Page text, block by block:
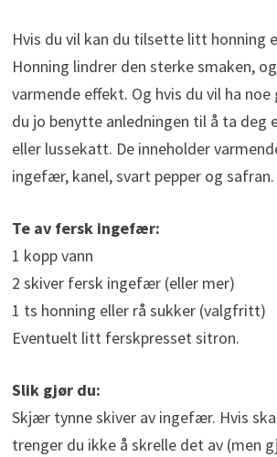
Hvis du vil kan du tilsette litt honning
Honning lindrer den sterke smaken,
varmende effekt. Og hvis du vil ha
du jo benytte anledningen til å ta deg
eller lussekatt. De inneholder
ingefær, kanel, svart pepper og safran.
Te av fersk ingefær:
1 kopp vann
2 skiver fersk ingefær (eller mer)
1 ts honning eller rå sukker (valgfritt)
Eventuelt litt ferskpresset sitron.
Slik gjør du:
Skjær tynne skiver av ingefær. Hvis
trenger du ikke å skrelle det av (men